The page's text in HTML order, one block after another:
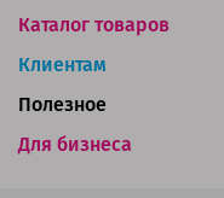
Каталог товаров
Клиентам
Для бизнеса
Полезное